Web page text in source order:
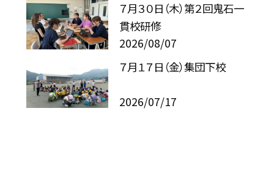
７月３０日（木）第２回鬼石一
貫校研修
2026/08/07
７月１７日（金）集団下校
2026/07/17